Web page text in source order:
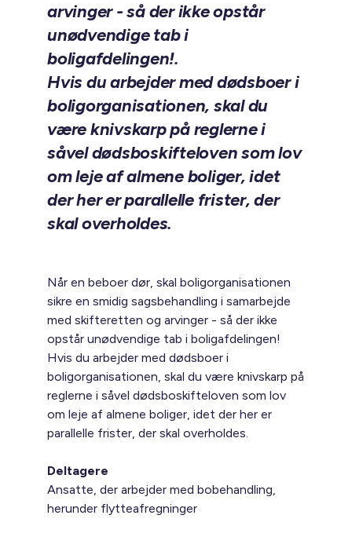
arvinger - så der ikke opstår
unødvendige tab i
boligafdelingen!.
Hvis du arbejder med dødsboer i
boligorganisationen, skal du
være knivskarp på reglerne i
såvel dødsboskifteloven som lov
om leje af almene boliger, idet
der her er parallelle frister, der
skal overholdes.
Når en beboer dør, skal boligorganisationen
sikre en smidig sagsbehandling i samarbejde
med skifteretten og arvinger - så der ikke
opstår unødvendige tab i boligafdelingen!
Hvis du arbejder med dødsboer i
boligorganisationen, skal du være knivskarp på
reglerne i såvel dødsboskifteloven som lov
om leje af almene boliger, idet der her er
parallelle frister, der skal overholdes.
Deltagere
Ansatte, der arbejder med bobehandling,
herunder flytteafregninger